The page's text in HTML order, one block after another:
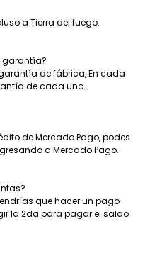
a Tierra del fuego.
garantía?
de fábrica, En cada
de cada uno.
de Mercado Pago, podes
a Mercado Pago.
que hacer un pago
la 2da para pagar el saldo